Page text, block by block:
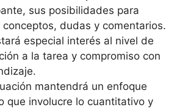
sus posibilidades para
conceptos, dudas y comentarios.
especial interés al nivel de
a la tarea y compromiso con
mantendrá un enfoque
que involucre lo cuantitativo y